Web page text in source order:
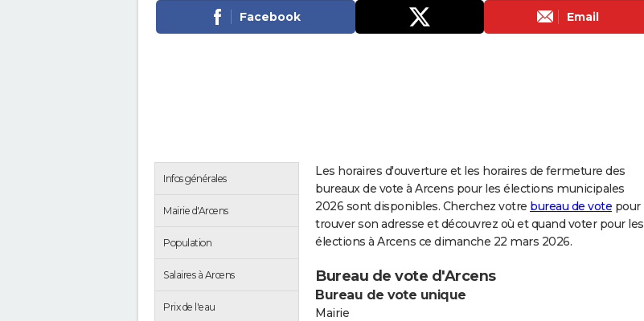
Facebook Email
Infos générales
Mairie d'Arcens
Population
Salaires à Arcens
Prix de l'eau
Les horaires d'ouverture et les horaires de fermeture des
bureaux de vote à Arcens pour les élections municipales
2026 sont disponibles. Cherchez votre bureau de vote pour
trouver son adresse et découvrez où et quand voter pour les
élections à Arcens ce dimanche 22 mars 2026.
Bureau de vote d'Arcens
Bureau de vote unique
Mairie